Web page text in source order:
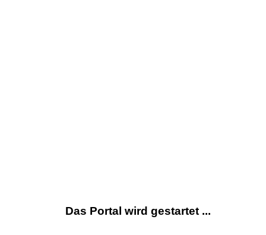
Das Portal wird gestartet ...